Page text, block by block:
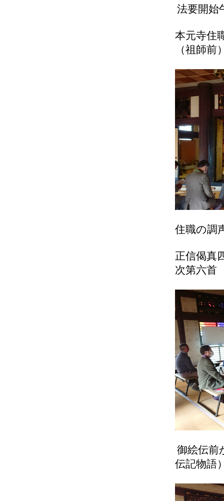
法要開始
本元寺住
（祖師
住職の調
正信偈真
次第六首
御絵伝前
伝記物語